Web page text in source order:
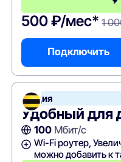
500 ₽/мес* 1
Подключить
Акция
Удобный для
100Мбит/с
Wi-Fi роутер,
можно добавить к